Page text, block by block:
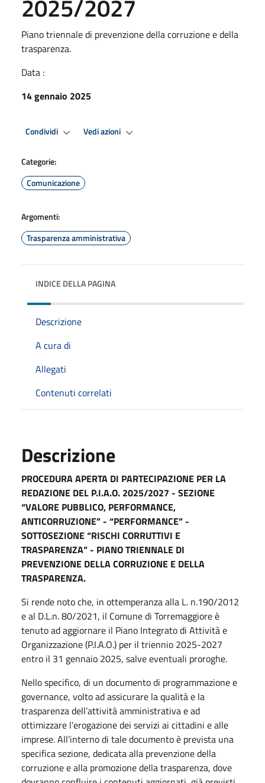
2025/2027
Piano triennale di prevenzione della corruzione e della
trasparenza.
Data :
14 gennaio 2025
Condividi Premi Invio per attivare. apre menu
Vedi azioni
Categorie:
Comunicazione
Argomenti:
Trasparenza amministrativa
INDICE DELLA PAGINA
Descrizione
A cura di
Allegati
Contenuti correlati
Descrizione
PROCEDURA APERTA DI PARTECIPAZIONE PER LA
REDAZIONE DEL P.I.A.O. 2025/2027 - SEZIONE
“VALORE PUBBLICO, PERFORMANCE,
ANTICORRUZIONE” - “PERFORMANCE” -
SOTTOSEZIONE “RISCHI CORRUTTIVI E
TRASPARENZA” - PIANO TRIENNALE DI
PREVENZIONE DELLA CORRUZIONE E DELLA
TRASPARENZA.
Si rende noto che, in ottemperanza alla L. n.190/2012
e al D.L.n. 80/2021, il Comune di Torremaggiore è
tenuto ad aggiornare il Piano Integrato di Attività e
Organizzazione (P.I.A.O.) per il triennio 2025-2027
entro il 31 gennaio 2025, salve eventuali proroghe.
Nello specifico, di un documento di programmazione e
governance, volto ad assicurare la qualità e la
trasparenza dell’attività amministrativa e ad
ottimizzare l’erogazione dei servizi ai cittadini e alle
imprese. All’interno di tale documento è prevista una
specifica sezione, dedicata alla prevenzione della
corruzione e alla promozione della trasparenza, dove